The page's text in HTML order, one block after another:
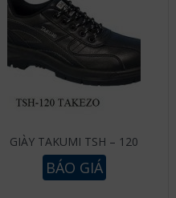
GIÀY TAKUMI TSH – 120
BÁO GIÁ